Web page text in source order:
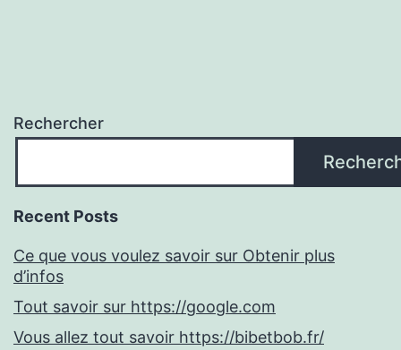
Rechercher
Recent Posts
Ce que vous voulez savoir sur Obtenir plus
d’infos
Tout savoir sur https://google.com
Vous allez tout savoir https://bibetbob.fr/